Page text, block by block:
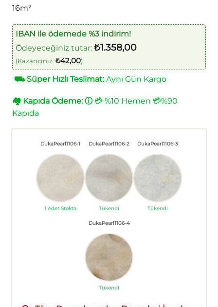
16m²
IBAN ile ödemede %3 indirim!
Ödeyeceğiniz tutar: ₺1.358,00
(Kazancınız: ₺42,00)
⛟Süper Hızlı Teslimat:Aynı Gün Kargo
🏘 Kapıda Ödeme: ⓘ💳 %10 Hemen 💳%90
Kapıda
DukaPearl1106-1
1 Adet Stokta
DukaPearl1106-2
Tükendi
DukaPearl1106-3
Tükendi
DukaPearl1106-4
Tükendi